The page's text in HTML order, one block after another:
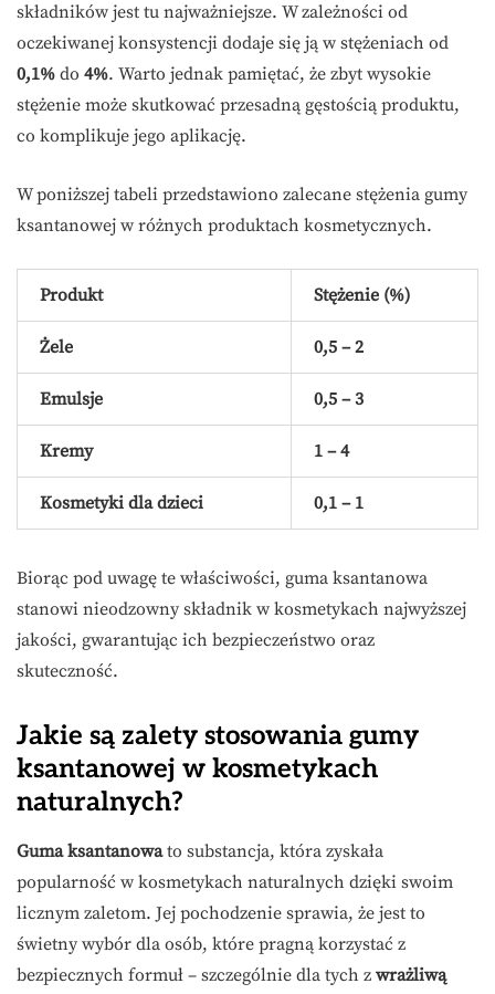
składników jest tu najważniejsze. W zależności od
oczekiwanej konsystencji dodaje się ją w stężeniach od
0,1% do 4%. Warto jednak pamiętać, że zbyt wysokie
stężenie może skutkować przesadną gęstością produktu,
co komplikuje jego aplikację.
W poniższej tabeli przedstawiono zalecane stężenia gumy
ksantanowej w różnych produktach kosmetycznych.
Produkt Stężenie (%)
Żele 0,5 – 2
Emulsje 0,5 – 3
Kremy 1 – 4
Kosmetyki dla dzieci 0,1 – 1
Biorąc pod uwagę te właściwości, guma ksantanowa
stanowi nieodzowny składnik w kosmetykach najwyższej
jakości, gwarantując ich bezpieczeństwo oraz
skuteczność.
Jakie są zalety stosowania gumy
ksantanowej w kosmetykach
naturalnych?
Guma ksantanowato substancja, która zyskała
popularność w kosmetykach naturalnych dzięki swoim
licznym zaletom. Jej pochodzenie sprawia, że jest to
świetny wybór dla osób, które pragną korzystać z
bezpiecznych formuł – szczególnie dla tych z wrażliwą